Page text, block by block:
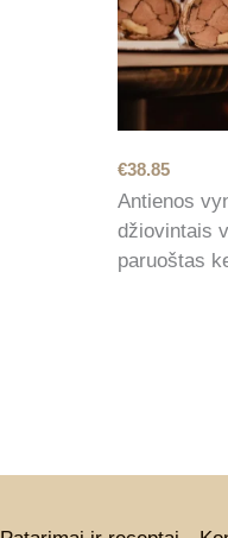
€38.85
Antienos
džiovintais
paruoštas